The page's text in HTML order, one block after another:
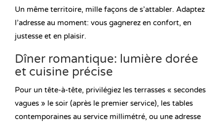
Un même territoire, mille façons de s’attabler. Adaptez
l’adresse au moment: vous gagnerez en confort, en
justesse et en plaisir.
Dîner romantique: lumière dorée
et cuisine précise
Pour un tête-à-tête, privilégiez les terrasses « secondes
vagues » le soir (après le premier service), les tables
contemporaines au service millimétré, ou une adresse